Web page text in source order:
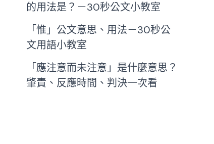
的用法是？－30秒公文小教室
「惟」公文意思、用法－30秒公
文用語小教室
「應注意而未注意」是什麼意思？
肇責、反應時間、判決一次看